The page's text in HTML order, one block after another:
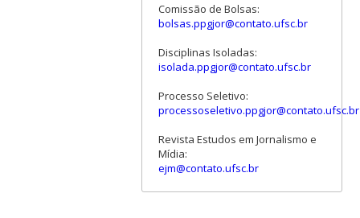
Comissão de Bolsas:
bolsas.ppgjor@contato.ufsc.br
Disciplinas Isoladas:
isolada.ppgjor@contato.ufsc.br
Processo Seletivo:
processoseletivo.ppgjor@contato.ufsc.br
Revista Estudos em Jornalismo e
Mídia:
ejm@contato.ufsc.br